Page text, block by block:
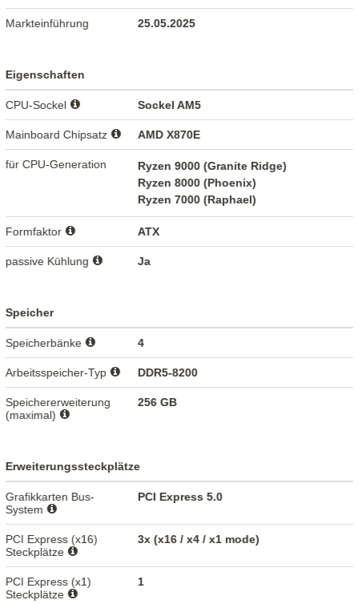
Markteinführung 25.05.2025
Eigenschaften
CPU-Sockel Sockel AM5
Mainboard Chipsatz AMD X870E
für CPU-Generation
Ryzen 9000 (Granite Ridge)
Ryzen 8000 (Phoenix)
Ryzen 7000 (Raphael)
Formfaktor ATX
passive Kühlung Ja
Speicher
Speicherbänke 4
Arbeitsspeicher-Typ DDR5-8200
Speichererweiterung
(maximal)
256 GB
Erweiterungssteckplätze
Grafikkarten Bus-
System
PCI Express 5.0
PCI Express (x16)
Steckplätze
3x (x16 / x4 / x1 mode)
PCI Express (x1)
Steckplätze
1